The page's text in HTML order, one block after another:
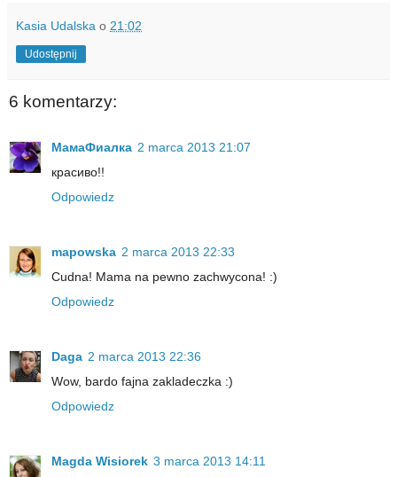
Kasia Udalska o 21:02
Udostępnij
6 komentarzy:
МамаФиалка 2 marca 2013 21:07
красиво!!
Odpowiedz
mapowska 2 marca 2013 22:33
Cudna! Mama na pewno zachwycona! :)
Odpowiedz
Daga 2 marca 2013 22:36
Wow, bardo fajna zakladeczka :)
Odpowiedz
Magda Wisiorek 3 marca 2013 14:11